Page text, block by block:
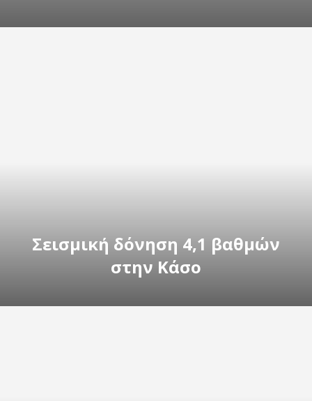
Σεισμική δόνηση 4,1 βαθμών
στην Κάσο